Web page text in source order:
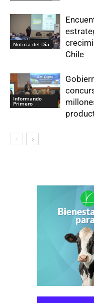
Noticia del Día
Chile
Informando
Primero